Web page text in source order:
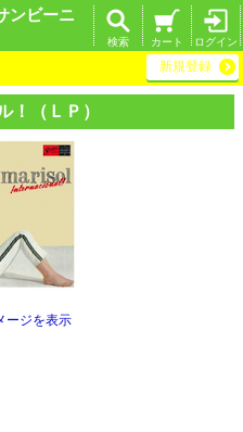
ンビーニ
ログイン
カート
検索
新規登録
！（ ＬＰ）
ージを表示